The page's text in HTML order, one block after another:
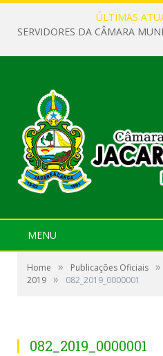
ÚLTIMAS
MENU
Home » Publicações Oficiais »
2019 » 082_2019_0000001
082_2019_0000001